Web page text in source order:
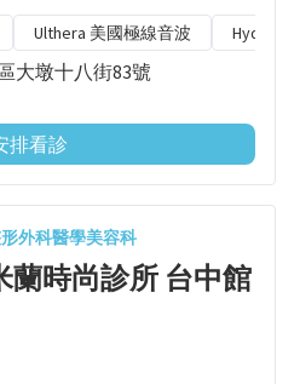
Ulthera 美國極線音波
大墩十八街83號
排看診
外科醫學美容科
蘭時尚診所 台中館